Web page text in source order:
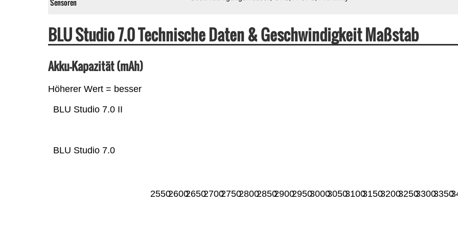
Sensoren
BLU Studio 7.0 Technische Daten & Geschwindigkeit Maßstab
Akku-Kapazität (mAh)
Höherer Wert = besser
BLU Studio 7.0
BLU Studio 7.0 II
25502600265027002750280028502900295030003050310031503200325033003350